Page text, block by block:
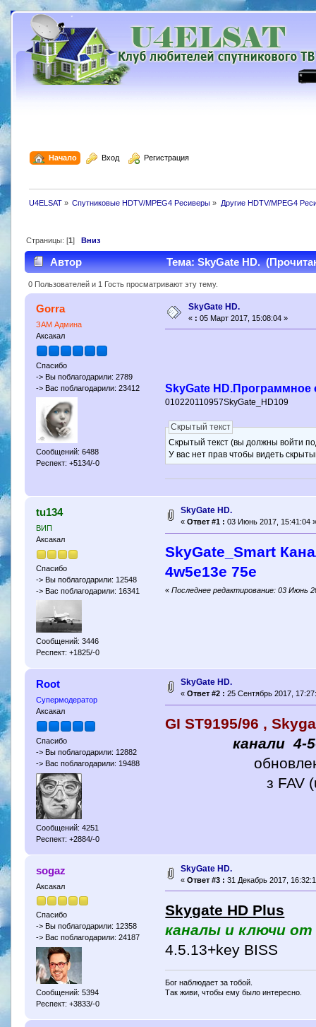
Начало Вход Регистрация
U4ELSAT» Спутниковые HDTV/MPEG4 Ресиверы » Другие HDTV/MPEG4
Страницы: [1] Вниз
Автор Тема: SkyGate HD.
0 Пользователей и 1 Гость просматривают эту тему.
Gorra
ЗАМ Админа
Аксакал
Спасибо
-> Вы поблагодарили: 2789
-> Вас поблагодарили: 23412
Сообщений: 6488
Респект: +5134/-0
SkyGate HD.
« : 05 Март 2017, 15:08:04 »
SkyGate HD.Программное
010220110957SkyGate_HD109
Скрытый текст
Скрытый текст (вы должны войти
У вас нет прав чтобы видеть
tu134
ВИП
Аксакал
Спасибо
-> Вы поблагодарили: 12548
-> Вас поблагодарили: 16341
Сообщений: 3446
Респект: +1825/-0
SkyGate HD.
« Ответ #1 : 03 Июнь 2017, 15:41:04 »
SkyGate_Smart
4w5e13e 75e
«Последнее редактирование: 03 Июнь
Root
Супермодератор
Аксакал
Спасибо
-> Вы поблагодарили: 12882
-> Вас поблагодарили: 19488
Сообщений: 4251
Респект: +2884/-0
SkyGate HD.
« Ответ #2 : 25 Сентябрь 2017,
GI ST9195/96 ,
канали 4-
обновлені
з FAV (ukr-rus/
sogaz
Аксакал
Спасибо
-> Вы поблагодарили: 12358
-> Вас поблагодарили: 24187
Сообщений: 5394
Респект: +3833/-0
SkyGate HD.
« Ответ #3 : 31 Декабрь 2017,
Skygate HD Plus
каналы и ключи от
4.5.13+key BISS
Бог наблюдает за тобой.
Так живи, чтобы ему было интересно.